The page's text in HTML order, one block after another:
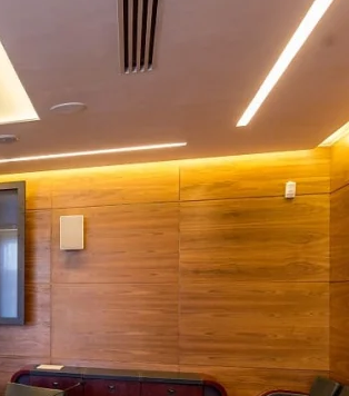
Академия танца Бориса
Применены потолочные
Wallhof Wood™
750 кв.м.
Адрес:ул. Б. Пушкарская, 14, литер
Петербург